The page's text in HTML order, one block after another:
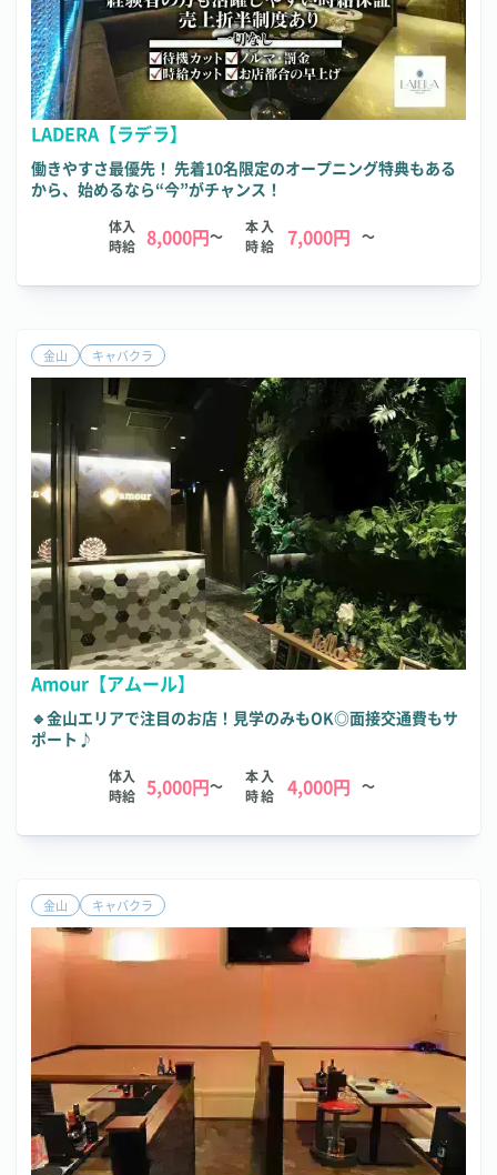
LADERA【ラデラ】
働きやすさ最優先！ 先着10名限定のオープニング特典もある
から、始めるなら“今”がチャンス！
体入
時給 8,000円～
本入
時給
7,000円 ～
金山 キャバクラ
Amour【アムール】
🔹金山エリアで注目のお店！見学のみもOK◎面接交通費もサ
ポート♪
体入
時給 5,000円～
本入
時給
4,000円 ～
金山 キャバクラ